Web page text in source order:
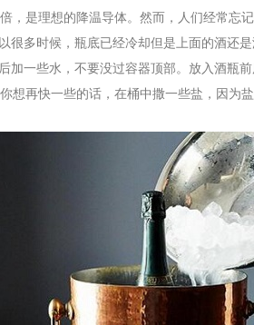
是理想的降温导体。然而，人们经常忘
很多时候，瓶底已经冷却但是上面的酒还
加一些水，不要没过容器顶部。放入酒瓶
想再快一些的话，在桶中撒一些盐，因为盐